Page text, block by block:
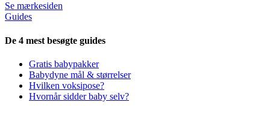
Se mærkesiden
Guides
De 4 mest besøgte guides
Gratis babypakker
Babydyne mål & størrelser
Hvilken voksipose?
Hvornår sidder baby selv?